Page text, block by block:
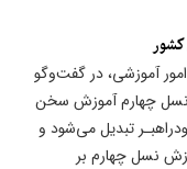
آموزشی، در گفت‌وگو
نسل چهارم آموزش سخن
تبدیل می‌شود و
نسل چهارم بر